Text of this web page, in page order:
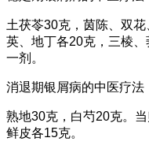
土茯苓30克，茵陈、双
英、地丁各20克，三棱
一剂。
消退期银屑病的中医疗法
熟地30克，白芍20克。
鲜皮各15克。